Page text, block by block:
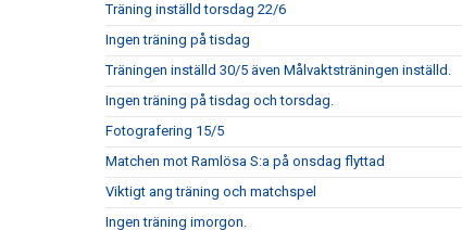
Träning inställd torsdag 22/6
Ingen träning på tisdag
Träningen inställd 30/5 även Målvaktsträningen inställd.
Ingen träning på tisdag och torsdag.
Fotografering 15/5
Matchen mot Ramlösa S:a på onsdag flyttad
Viktigt ang träning och matchspel
Ingen träning imorgon.